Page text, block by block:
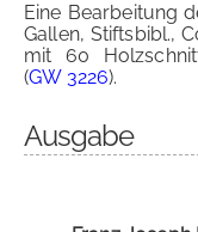
Eine Bearbeitung
Gallen, Stiftsbibl.,
mit 60
(GW 3226).
Ausgabe